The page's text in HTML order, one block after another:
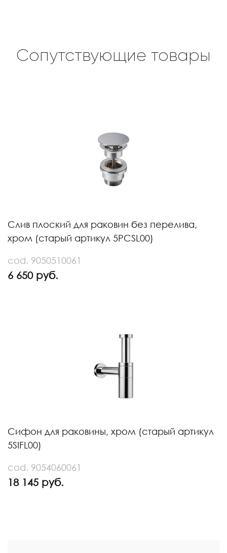
Сопутствующие товары
Слив плоский для раковин без перелива,
хром (старый артикул 5PCSL00)
cod. 9050510061
6 650 руб.
Сифон для раковины, хром (старый артикул
5SIFL00)
cod. 9054060061
18 145 руб.